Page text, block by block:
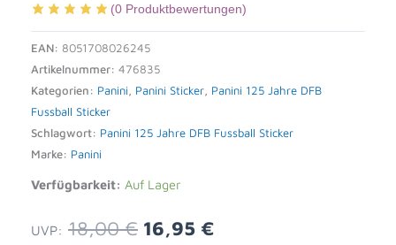
(0 Produktbewertungen)
EAN: 8051708026245
Artikelnummer: 476835
Kategorien: Panini Panini Sticker Panini 125 Jahre DFB
Fussball Sticker
Schlagwort: Panini 125 Jahre DFB Fussball Sticker
Marke: Panini
Verfügbarkeit: Auf Lager
UVP: 18,00€ Ursprünglicher
16,95 €Aktueller